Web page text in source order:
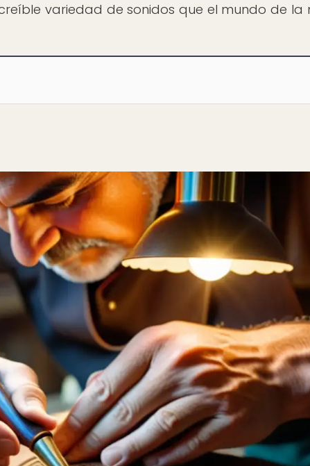
variedad de sonidos que el mundo de la